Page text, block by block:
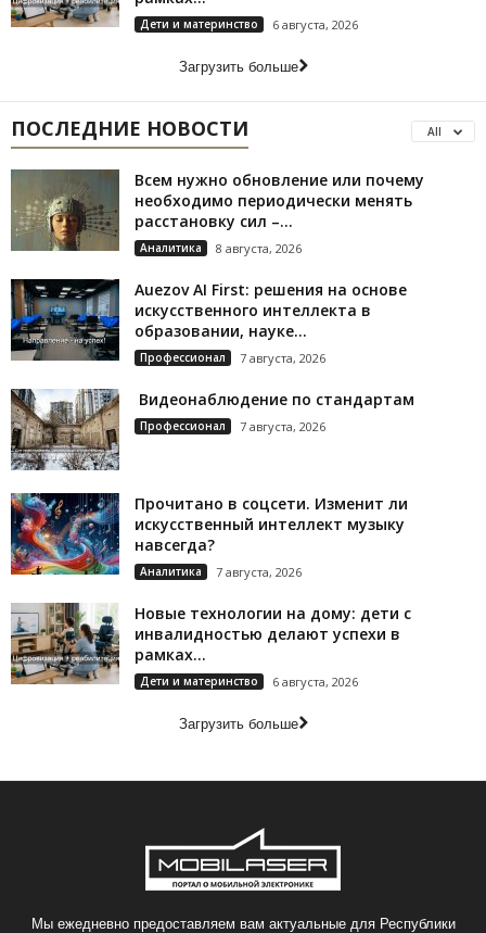
Дети и материнство 6 августа, 2026
Загрузить больше
ПОСЛЕДНИЕ НОВОСТИ All
Всем нужно обновление или почему
необходимо периодически менять
расстановку сил –...
Аналитика 8 августа, 2026
Auezov AI First: решения на основе
искусственного интеллекта в
образовании, науке...
Профессионал 7 августа, 2026
Видеонаблюдение по стандартам
Профессионал 7 августа, 2026
Прочитано в соцсети. Изменит ли
искусственный интеллект музыку
навсегда?
Аналитика 7 августа, 2026
Новые технологии на дому: дети с
инвалидностью делают успехи в
рамках...
Дети и материнство 6 августа, 2026
Загрузить больше
Мы ежедневно предоставляем вам актуальные для Республики